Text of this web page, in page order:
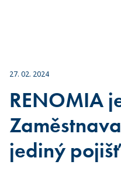
27. 02. 2024
RENOMIA
jediný